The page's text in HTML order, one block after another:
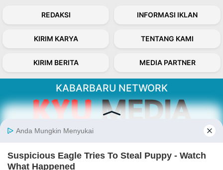
REDAKSI INFORMASI IKLAN
KIRIM KARYA TENTANG KAMI
KIRIM BERITA MEDIA PARTNER
KABARBARU NETWORK
Kabarbaru.co menyajikan berita aktual dan